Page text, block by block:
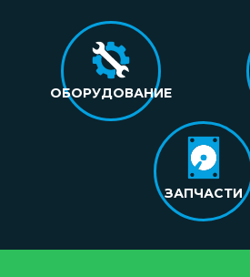
ОБОРУДОВАНИЕ
ЗАПЧАСТИ